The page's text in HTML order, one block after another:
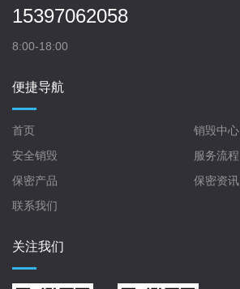
15397062058
8:00-18:00
便捷导航
首页
销毁中心
安全销毁
服务流程
保密产品
保密资讯
联系我们
关注我们